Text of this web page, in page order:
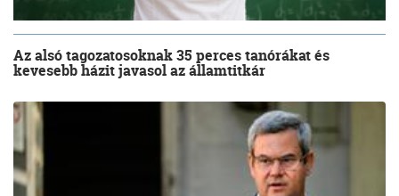
Az alsó tagozatosoknak 35 perces tanórákat és
kevesebb házit javasol az államtitkár